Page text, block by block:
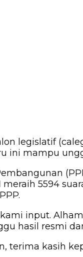
legislatif
ini mampu
5594
kami input.
hasil resmi
terima kasih